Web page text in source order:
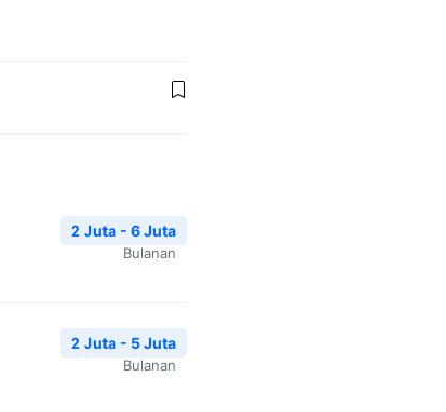
2 Juta - 6 Juta
Bulanan
2 Juta - 5 Juta
Bulanan